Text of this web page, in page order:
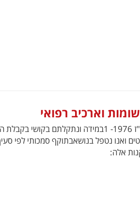
וארכיב רפואי
תקנות בריאות העם (שמירת רשומות), תשל"ז 1976- 1במידה ונתקלתם